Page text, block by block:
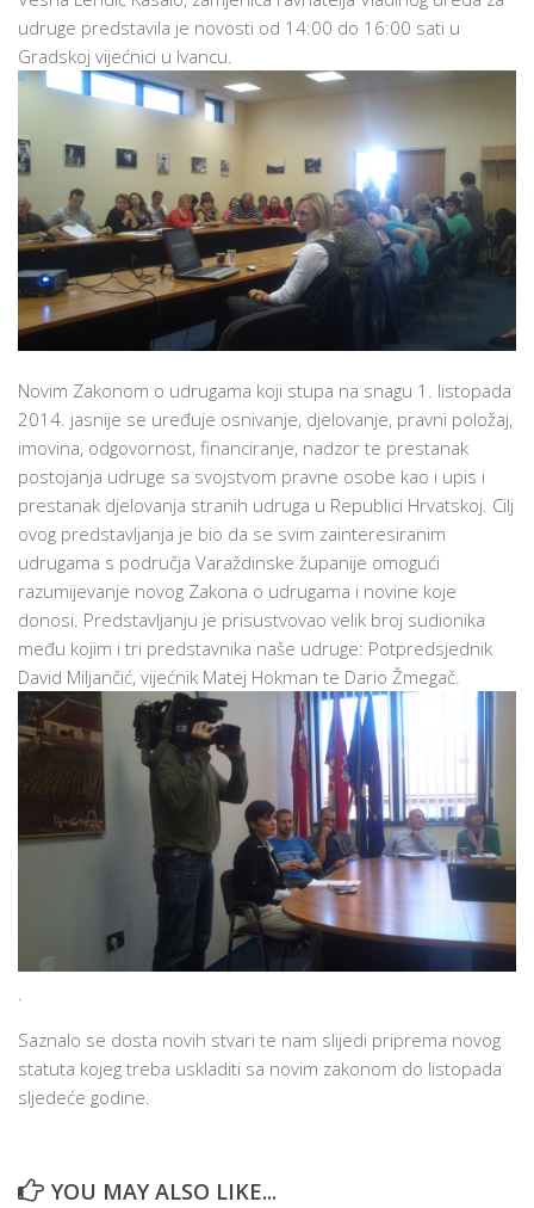
udruge predstavila je novosti od 14:00 do 16:00 sati u
Gradskoj vijećnici u Ivancu.
Novim Zakonom o udrugama koji stupa na snagu 1. listopada
2014. jasnije se uređuje osnivanje, djelovanje, pravni položaj,
imovina, odgovornost, financiranje, nadzor te prestanak
postojanja udruge sa svojstvom pravne osobe kao i upis i
prestanak djelovanja stranih udruga u Republici Hrvatskoj. Cilj
ovog predstavljanja je bio da se svim zainteresiranim
udrugama s područja Varaždinske županije omogući
razumijevanje novog Zakona o udrugama i novine koje
donosi. Predstavljanju je prisustvovao velik broj sudionika
među kojim i tri predstavnika naše udruge: Potpredsjednik
David Miljančić, vijećnik Matej Hokman te Dario Žmegač.
.
Saznalo se dosta novih stvari te nam slijedi priprema novog
statuta kojeg treba uskladiti sa novim zakonom do listopada
sljedeće godine.
YOU MAY ALSO LIKE...